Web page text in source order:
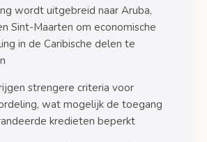
4: Dien je aanvraag in
dit voor de toekomst van MKB-
in de kredietmarkt
wordt uitgebreid naar Aruba,
Sint-Maarten om economische
in de Caribische delen te
strengere criteria voor
wat mogelijk de toegang
kredieten beperkt